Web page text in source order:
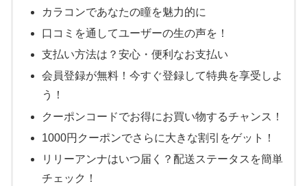
カラコンであなたの瞳を魅力的に
口コミを通してユーザーの生の声を！
支払い方法は？安心・便利なお支払い
会員登録が無料！今すぐ登録して特典を享受しよ
う！
クーポンコードでお得にお買い物するチャンス！
1000円クーポンでさらに大きな割引をゲット！
リリーアンナはいつ届く？配送ステータスを簡単
チェック！